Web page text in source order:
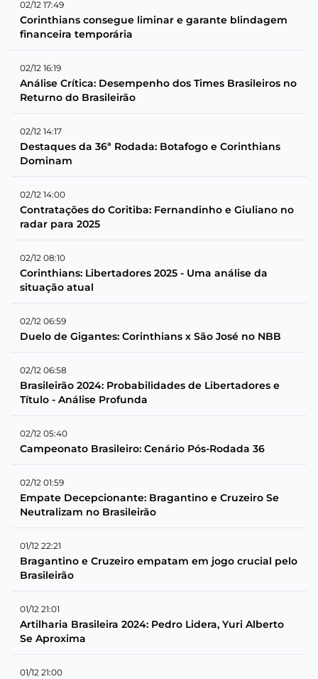
02/12 17:49
Corinthians consegue liminar e garante blindagem
financeira temporária
02/12 16:19
Análise Crítica: Desempenho dos Times Brasileiros no
Returno do Brasileirão
02/12 14:17
Destaques da 36ª Rodada: Botafogo e Corinthians
Dominam
02/12 14:00
Contratações do Coritiba: Fernandinho e Giuliano no
radar para 2025
02/12 08:10
Corinthians: Libertadores 2025 - Uma análise da
situação atual
02/12 06:59
Duelo de Gigantes: Corinthians x São José no NBB
02/12 06:58
Brasileirão 2024: Probabilidades de Libertadores e
Título - Análise Profunda
02/12 05:40
Campeonato Brasileiro: Cenário Pós-Rodada 36
02/12 01:59
Empate Decepcionante: Bragantino e Cruzeiro Se
Neutralizam no Brasileirão
01/12 22:21
Bragantino e Cruzeiro empatam em jogo crucial pelo
Brasileirão
01/12 21:01
Artilharia Brasileira 2024: Pedro Lidera, Yuri Alberto
Se Aproxima
01/12 21:00